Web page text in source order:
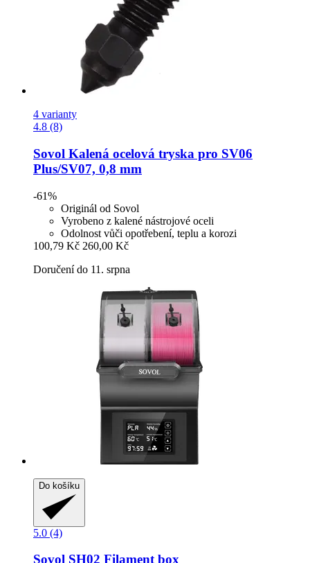
4 varianty
4.8 (8)
Sovol Kalená ocelová tryska pro SV06
Plus/SV07, 0,8 mm
-61%
Originál od Sovol
Vyrobeno z kalené nástrojové oceli
Odolnost vůči opotřebení, teplu a korozi
100,79 Kč 260,00 Kč
Doručení do 11. srpna
Do košíku
5.0 (4)
Sovol SH02 Filament box